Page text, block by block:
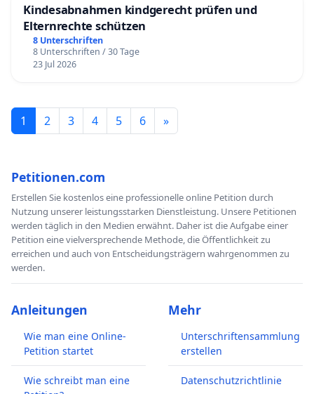
Kindesabnahmen kindgerecht prüfen und
Elternrechte schützen
8 Unterschriften
8 Unterschriften / 30 Tage
23 Jul 2026
1 2 3 4 5 6 »
Petitionen.com
Erstellen Sie kostenlos eine professionelle online Petition durch
Nutzung unserer leistungsstarken Dienstleistung. Unsere Petitionen
werden täglich in den Medien erwähnt. Daher ist die Aufgabe einer
Petition eine vielversprechende Methode, die Öffentlichkeit zu
erreichen und auch von Entscheidungsträgern wahrgenommen zu
werden.
Anleitungen
Wie man eine Online-
Petition startet
Wie schreibt man eine
Mehr
Unterschriftensammlung
erstellen
Datenschutzrichtlinie